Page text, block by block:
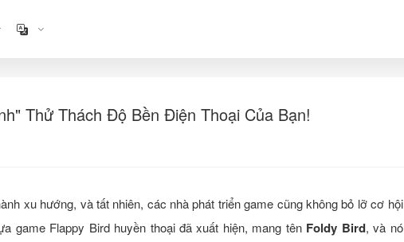
Thử Thách Độ Bền Điện Thoại Của Bạn!
xu hướng, và tất nhiên, các nhà phát triển game cũng không bỏ lỡ cơ hội
game Flappy Bird huyền thoại đã xuất hiện, mang tên Foldy Bird, và nó